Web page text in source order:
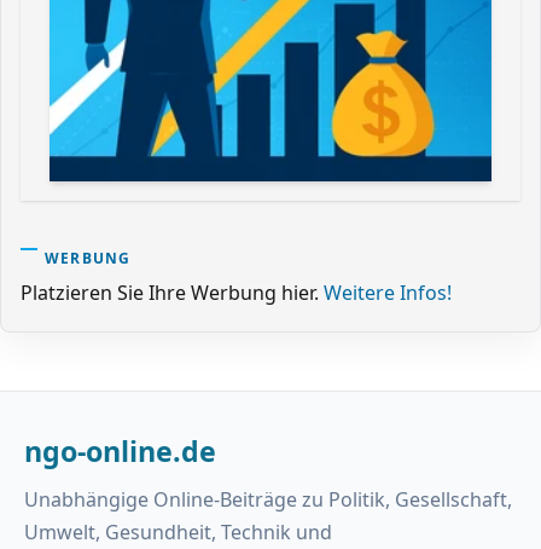
WERBUNG
Platzieren Sie Ihre Werbung hier. Weitere Infos!
ngo-online.de
Unabhängige Online-Beiträge zu Politik, Gesellschaft,
Umwelt, Gesundheit, Technik und